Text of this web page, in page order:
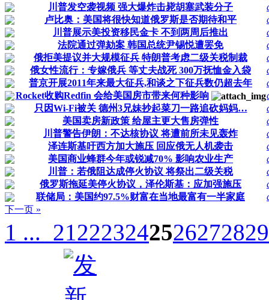
川普发空袭视频 强大爆炸击毙胡塞武装分子
卢比奥：美国将很快知道俄罗斯是否期待和平
川普展示美投资移民金卡 不到两周后推出
法院通过弹劾案 韩国总统尹锡悦遭罢免
俄拒美提议并大规模征兵 特朗普考虑二级关税制裁
俄女性流行：专嫁俄兵 等丈夫战死 300万抚恤金入袋
普京开展2011年来最大征兵,和谈之下征兵数仍超去年
Rocket收购Redfin 会给美国房市带来何种影响
只因Wi-Fi被关 德州3兄妹抄起菜刀一路追砍妈妈…
美国卖房新政策 给屋主更大售房弹性
川普警告伊朗：不达核协议 将遭前所未见轰炸
泽连斯基吁西方加大施压 回应俄无人机袭击
美国商业蜂群今年或锐减70% 影响农业生产
川普：若俄阻达成停火协议 将祭出二级关税
俄罗斯拖延美停火协议，泽伦斯基：应加强施压
联储局：美国约97.5%财富在当地最富有一半家庭
下一页 »
1 ... 212223242526272829